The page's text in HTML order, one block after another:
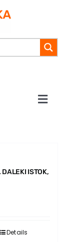
Toggle
ISTOK,
Details